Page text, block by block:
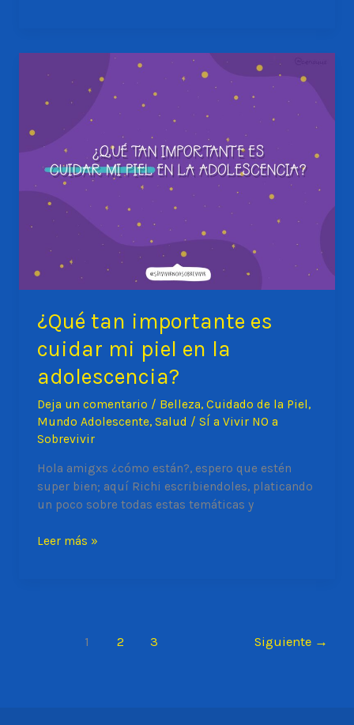
hablemos
de
CÓLICOS
MENSTRUALES.
¿Qué tan importante es
cuidar mi piel en la
adolescencia?
Deja un comentario / Belleza,Cuidado de la Piel,
Mundo Adolescente,Salud /SÍ a Vivir NO a
Sobrevivir
Hola amigxs ¿cómo están?, espero que estén
super bien; aquí Richi escribiendoles, platicando
un poco sobre todas estas temáticas y
¿Qué
Leer más »
1 2 3 Siguiente →